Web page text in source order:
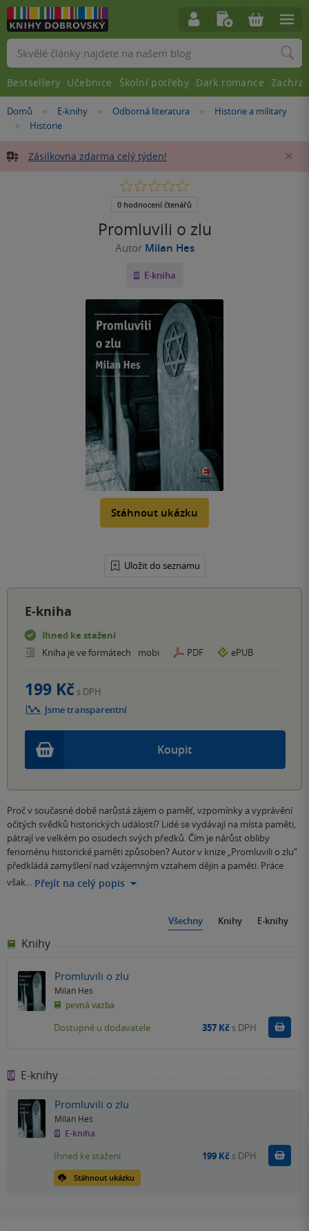
Nacházíte
Domů »E-knihy »
Odborná literatura »Historie a military
»Historie
Zásilkovna zdarma celý týden!
Promluvili o zlu
Autor Milan Hes
E-kniha
Stáhnout ukázku
Uložit do seznamu
0.0
5
0 hodnocení čtenářů
E-kniha
Ihned ke stažení
Kniha je ve formátech
mobi PDF ePUB
Koupit
199 Kč s DPH
Jsme transparentní
Proč v současné době narůstá zájem o paměť, vzpomínky a vyprávění
očitých svědků historických událostí? Lidé se vydávají na místa paměti,
pátrají ve velkém po osudech svých předků. Čím je nárůst obliby
fenoménu historické paměti způsoben? Autor v knize „Promluvili o zlu“
předkládá zamyšlení nad vzájemným vztahem dějin a paměti. Práce
však… Přejít na celý popis
Všechny Knihy E-knihy
Knihy
Promluvili o zlu
Milan Hes
pevná vazba
Dostupné u dodavatele 357 Kč s DPH
E-knihy
Promluvili o zlu
Milan Hes
E-kniha
Stáhnout ukázku
Ihned ke stažení 199 Kč s DPH Koupit
Vyhledávání
Bestsellery Učebnice Školní potřeby Dark romance